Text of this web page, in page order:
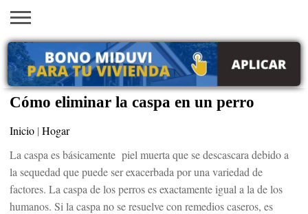
INICIO
AYUDAS
ECONÓMICAS
VACANTES
EN EEUU
SACA
TU
VISA
EMPLEOS
TRÁMITES
PRÉSTAMOS
CURSOS
HOGAR
BELLEZA
Cómo eliminar la caspa en un perro
Inicio | Hogar
La caspa es básicamente piel muerta que se descascara debido a
la sequedad que puede ser exacerbada por una variedad de
factores. La caspa de los perros es exactamente igual a la de los
humanos. Si la caspa no se resuelve con remedios caseros, es